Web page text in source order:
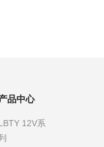
品中心
12V系